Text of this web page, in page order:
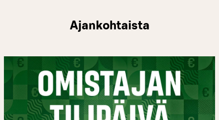
Ajankohtaista